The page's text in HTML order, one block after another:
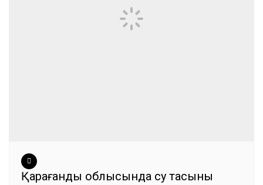
Қарағанды облысында су тасқыны